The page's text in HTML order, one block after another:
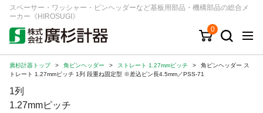
スペーサー・ワッシャー・ピンヘッダーなど基板用部品・機構部品の総合メ
ーカー《HIROSUGI》
0
キーワード 品番/シリーズ
商品カテゴリから探す
ジャンルから探す
廣杉計器トップ > 角ピンヘッダー > ストレート 1.27mmピッチ >
角ピンヘッダー ス
トレート 1.27mmピッチ 1列 段重ね固定型 ※差込ピン長4.5mm／PSS-71
1列
1.27mmピッチ